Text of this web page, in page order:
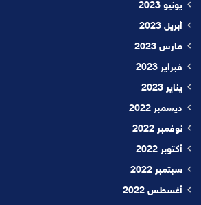
يونيو 2023
أبريل 2023
مارس 2023
فبراير 2023
يناير 2023
ديسمبر 2022
نوفمبر 2022
أكتوبر 2022
سبتمبر 2022
أغسطس 2022